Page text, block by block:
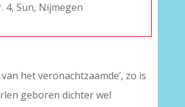
4, Sun, Nijmegen
het veronachtzaamde’, zo is
geboren dichter wel